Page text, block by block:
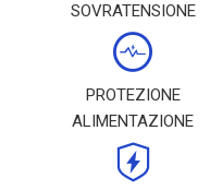
SOVRATENSIONE
PROTEZIONE
ALIMENTAZIONE